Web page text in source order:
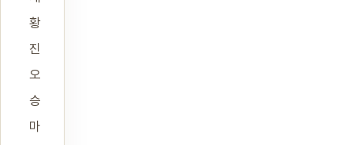
황
진
오
승
마